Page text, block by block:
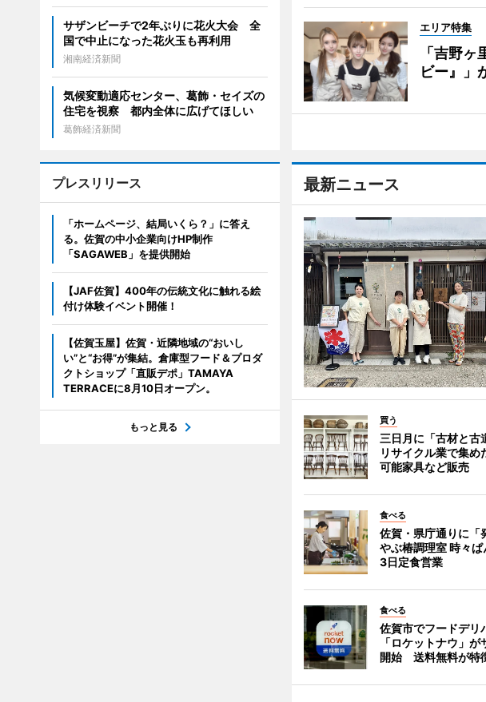
エリア特集
「吉野
ビー』」
最新ニュース
買う
三日月に「古材と
リサイクル業で集め
可能家具など販売
食べる
佐賀・県庁通りに「
やぶ椿調理室 時々
3日定食営業
食べる
佐賀市でフードデリ
「ロケットナウ」が
開始 送料無料が特
サザンビーチで2年ぶりに花火大会 全
国で中止になった花火玉も再利用
湘南経済新聞
気候変動適応センター、葛飾・セイズの
住宅を視察 都内全体に広げてほしい
葛飾経済新聞
プレスリリース
「ホームページ、結局いくら？」に答え
る。佐賀の中小企業向けHP制作
「SAGAWEB」を提供開始
【JAF佐賀】400年の伝統文化に触れる絵
付け体験イベント開催！
【佐賀玉屋】佐賀・近隣地域の“おいし
い”と“お得”が集結。倉庫型フード＆プロダ
クトショップ「直販デポ」TAMAYA
TERRACEに8月10日オープン。
もっと見る